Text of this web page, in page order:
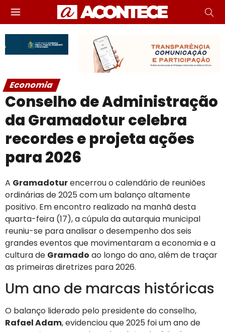
Economia
Conselho de Administração
da Gramadotur celebra
recordes e projeta ações
para 2026
A Gramadoturencerrou o calendário de reuniões
ordinárias de 2025 com um balanço altamente
positivo. Em encontro realizado na manhã desta
quarta-feira (17), a cúpula da autarquia municipal
reuniu-se para analisar o desempenho dos seis
grandes eventos que movimentaram a economia e a
cultura de Gramado ao longo do ano, além de traçar
as primeiras diretrizes para 2026.
Um ano de marcas históricas
O balanço liderado pelo presidente do conselho,
Rafael Adam, evidenciou que 2025 foi um ano de